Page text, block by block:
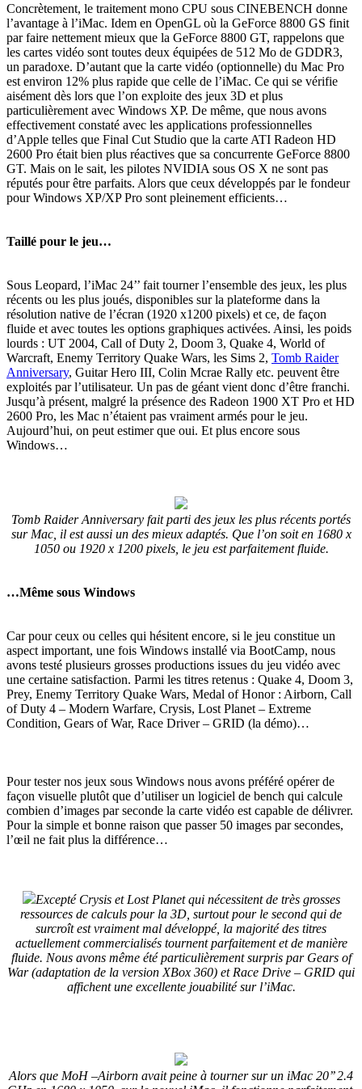
Concrètement, le traitement mono CPU sous CINEBENCH donne
l’avantage à l’iMac. Idem en OpenGL où la GeForce 8800 GS finit
par faire nettement mieux que la GeForce 8800 GT, rappelons que
les cartes vidéo sont toutes deux équipées de 512 Mo de GDDR3,
un paradoxe. D’autant que la carte vidéo (optionnelle) du Mac Pro
est environ 12% plus rapide que celle de l’iMac. Ce qui se vérifie
aisément dès lors que l’on exploite des jeux 3D et plus
particulièrement avec Windows XP. De même, que nous avons
effectivement constaté avec les applications professionnelles
d’Apple telles que Final Cut Studio que la carte ATI Radeon HD
2600 Pro était bien plus réactives que sa concurrente GeForce 8800
GT. Mais on le sait, les pilotes NVIDIA sous OS X ne sont pas
réputés pour être parfaits. Alors que ceux développés par le fondeur
pour Windows XP/XP Pro sont pleinement efficients…
Taillé pour le jeu…
Sous Leopard, l’iMac 24’’ fait tourner l’ensemble des jeux, les plus
récents ou les plus joués, disponibles sur la plateforme dans la
résolution native de l’écran (1920 x1200 pixels) et ce, de façon
fluide et avec toutes les options graphiques activées. Ainsi, les poids
lourds : UT 2004, Call of Duty 2, Doom 3, Quake 4, World of
Warcraft, Enemy Territory Quake Wars, les Sims 2, Tomb Raider
Anniversary, Guitar Hero III, Colin Mcrae Rally etc. peuvent être
exploités par l’utilisateur. Un pas de géant vient donc d’être franchi.
Jusqu’à présent, malgré la présence des Radeon 1900 XT Pro et HD
2600 Pro, les Mac n’étaient pas vraiment armés pour le jeu.
Aujourd’hui, on peut estimer que oui. Et plus encore sous
Windows…
Tomb Raider Anniversary fait parti des jeux les plus récents portés
sur Mac, il est aussi un des mieux adaptés. Que l’on soit en 1680 x
1050 ou 1920 x 1200 pixels, le jeu est parfaitement fluide.
…Même sous Windows
Car pour ceux ou celles qui hésitent encore, si le jeu constitue un
aspect important, une fois Windows installé via BootCamp, nous
avons testé plusieurs grosses productions issues du jeu vidéo avec
une certaine satisfaction. Parmi les titres retenus : Quake 4, Doom 3,
Prey, Enemy Territory Quake Wars, Medal of Honor : Airborn, Call
of Duty 4 – Modern Warfare, Crysis, Lost Planet – Extreme
Condition, Gears of War, Race Driver – GRID (la démo)…
Pour tester nos jeux sous Windows nous avons préféré opérer de
façon visuelle plutôt que d’utiliser un logiciel de bench qui calcule
combien d’images par seconde la carte vidéo est capable de délivrer.
Pour la simple et bonne raison que passer 50 images par secondes,
l’œil ne fait plus la différence…
Excepté Crysis et Lost Planet qui nécessitent de très grosses
ressources de calculs pour la 3D, surtout pour le second qui de
surcroît est vraiment mal développé, la majorité des titres
actuellement commercialisés tournent parfaitement et de manière
fluide. Nous avons même été particulièrement surpris par Gears of
War (adaptation de la version XBox 360) et Race Drive – GRID qui
affichent une excellente jouabilité sur l’iMac.
Alors que MoH –Airborn avait peine à tourner sur un iMac 20’’ 2.4